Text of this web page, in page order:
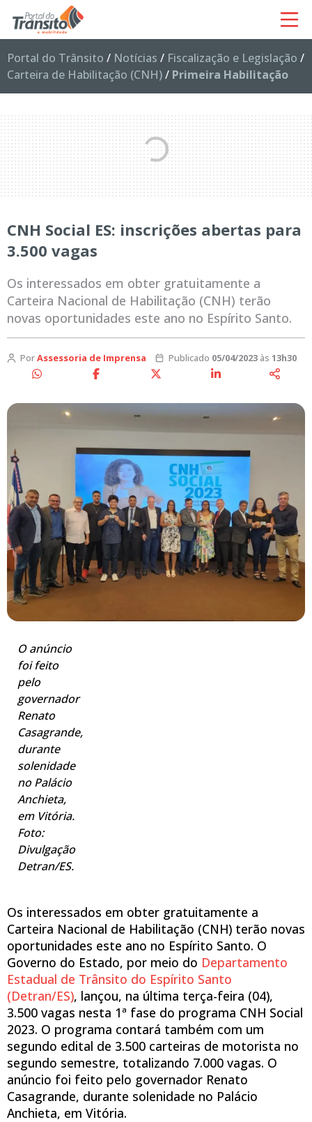
Portal do Trânsito / Notícias / Fiscalização e Legislação /
Carteira de Habilitação (CNH)/ Primeira Habilitação
CNH Social ES: inscrições abertas para
3.500 vagas
Os interessados em obter gratuitamente a
Carteira Nacional de Habilitação (CNH) terão
novas oportunidades este ano no Espírito Santo.
PorAssessoria de Imprensa Publicado 05/04/2023às 13h30
O anúncio
foi feito
pelo
governador
Renato
Casagrande,
durante
solenidade
no Palácio
Anchieta,
em Vitória.
Foto:
Divulgação
Detran/ES.
Os interessados em obter gratuitamente a
Carteira Nacional de Habilitação (CNH) terão novas
oportunidades este ano no Espírito Santo. O
Governo do Estado, por meio do Departamento
Estadual de Trânsito do Espírito Santo
(Detran/ES), lançou, na última terça-feira (04),
3.500 vagas nesta 1ª fase do programa CNH Social
2023. O programa contará também com um
segundo edital de 3.500 carteiras de motorista no
segundo semestre, totalizando 7.000 vagas. O
anúncio foi feito pelo governador Renato
Casagrande, durante solenidade no Palácio
Anchieta, em Vitória.